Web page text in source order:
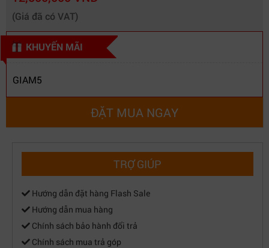
(Giá đã có VAT)
KHUYẾN MÃI
GIAM5
ĐẶT MUA NGAY
TRỢ GIÚP
Hướng dẫn đặt hàng Flash Sale
Hướng dẫn mua hàng
Chính sách bảo hành đổi trả
Chính sách mua trả góp